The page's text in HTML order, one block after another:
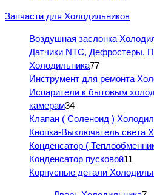
Запчасти для Холодильников
Воздушная заслонка
Датчики NTC, Дефростеры,
Холодильника77
Инструмент для ремонта
Испарители к бытовым
камерам34
Клапан ( Соленоид )
Кнопка-Выключатель света
Конденсатор (
Конденсатор пусковой11
Корпусные детали